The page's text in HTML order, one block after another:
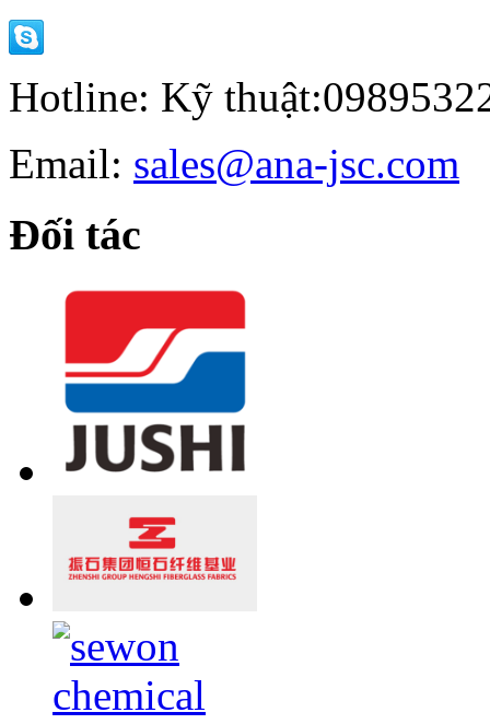
Hotline: Kỹ
Email: sales@ana-jsc.com
Đối tác